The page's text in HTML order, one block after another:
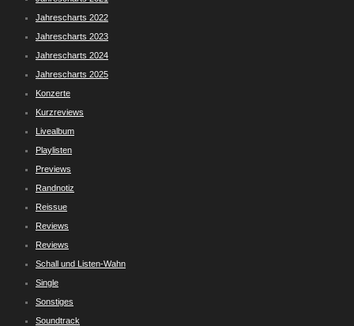
Jahrescharts 2022
Jahrescharts 2023
Jahrescharts 2024
Jahrescharts 2025
Konzerte
Kurzreviews
Livealbum
Playlisten
Previews
Randnotiz
Reissue
Reviews
Reviews
Schall und Listen-Wahn
Single
Sonstiges
Soundtrack